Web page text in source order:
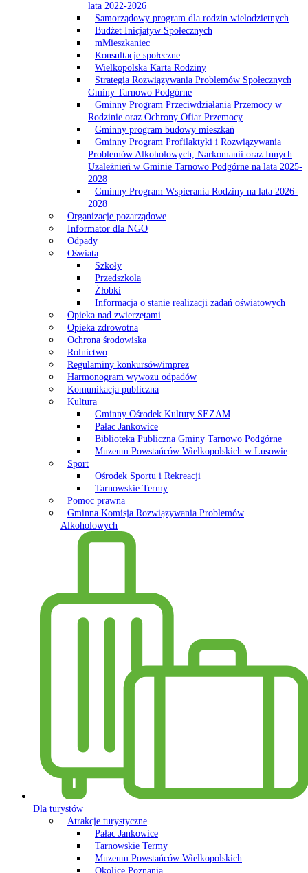
lata 2022-2026
Samorządowy program dla rodzin wielodzietnych
Budżet Inicjatyw Społecznych
mMieszkaniec
Konsultacje społeczne
Wielkopolska Karta Rodziny
Strategia Rozwiązywania Problemów Społecznych
Gminy Tarnowo Podgórne
Gminny Program Przeciwdziałania Przemocy w
Rodzinie oraz Ochrony Ofiar Przemocy
Gminny program budowy mieszkań
Gminny Program Profilaktyki i Rozwiązywania
Problemów Alkoholowych, Narkomanii oraz Innych
Uzależnień w Gminie Tarnowo Podgórne na lata 2025-
2028
Gminny Program Wspierania Rodziny na lata 2026-
2028
Organizacje pozarządowe
Informator dla NGO
Odpady
Oświata
Szkoły
Przedszkola
Żłobki
Informacja o stanie realizacji zadań oświatowych
Opieka nad zwierzętami
Opieka zdrowotna
Ochrona środowiska
Rolnictwo
Regulaminy konkursów/imprez
Harmonogram wywozu odpadów
Komunikacja publiczna
Kultura
Gminny Ośrodek Kultury SEZAM
Pałac Jankowice
Biblioteka Publiczna Gminy Tarnowo Podgórne
Muzeum Powstańców Wielkopolskich w Lusowie
Sport
Ośrodek Sportu i Rekreacji
Tarnowskie Termy
Pomoc prawna
Gminna Komisja Rozwiązywania Problemów
Alkoholowych
Dla turystów
Atrakcje turystyczne
Pałac Jankowice
Tarnowskie Termy
Muzeum Powstańców Wielkopolskich
Okolice Poznania